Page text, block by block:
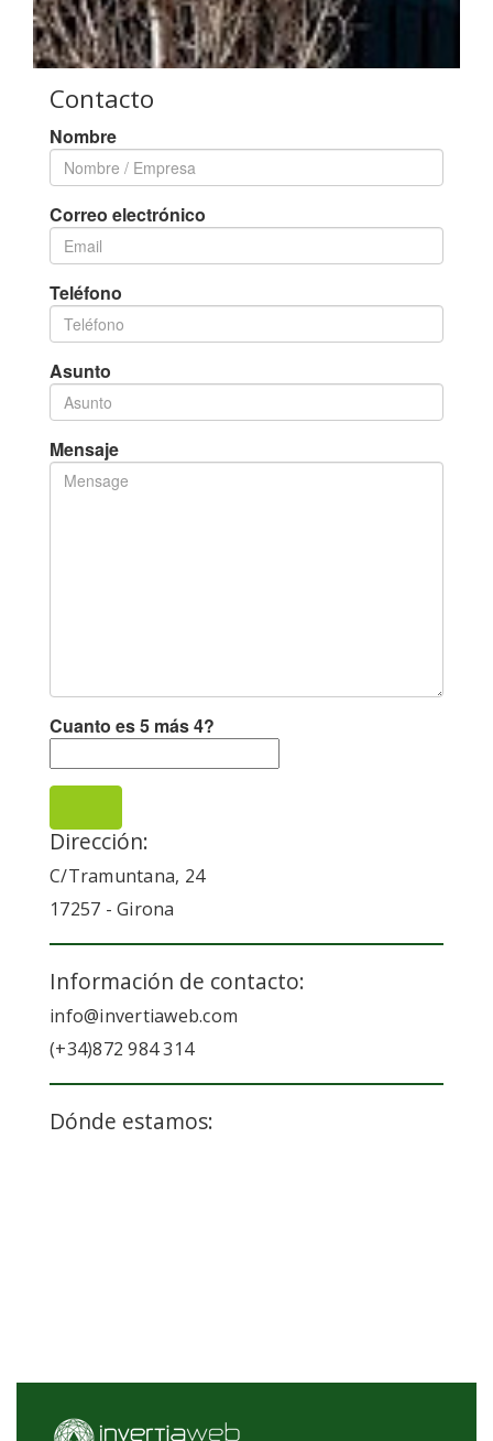
Contacto
Nombre
Correo electrónico
Teléfono
Asunto
Mensaje
Cuanto es 5 más 4?
Dirección:
C/Tramuntana, 24
17257 - Girona
Información de contacto:
info@invertiaweb.com
(+34)872 984 314
Dónde estamos: